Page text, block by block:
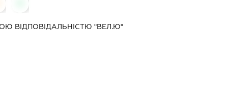
ВІДПОВІДАЛЬНІСТЮ "ВЕЛ.Ю"